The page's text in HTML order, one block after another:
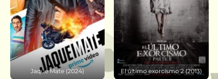
Jaque Mate (2024) El último exorcismo 2 (2013)